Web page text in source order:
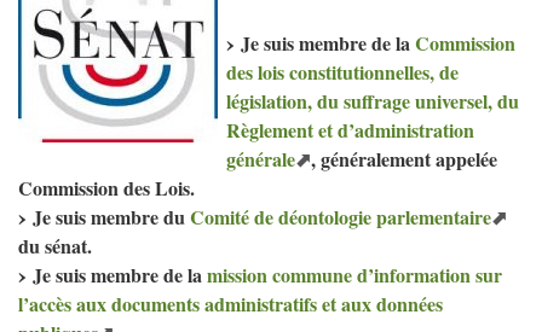
Je suis membre de laCommission
des lois constitutionnelles, de
législation, du suffrage universel, du
Règlement et d’administration
générale , généralement appelée
Commission des Lois.
Je suis membre duComité de déontologie parlementaire
du sénat.
Je suis membre de lamission commune d’information sur
l’accès aux documents administratifs et aux données